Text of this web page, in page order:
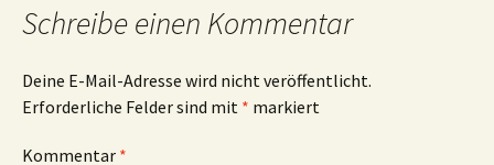
Schreibe einen Kommentar
Deine E-Mail-Adresse wird nicht veröffentlicht.
Erforderliche Felder sind mit * markiert
Kommentar *